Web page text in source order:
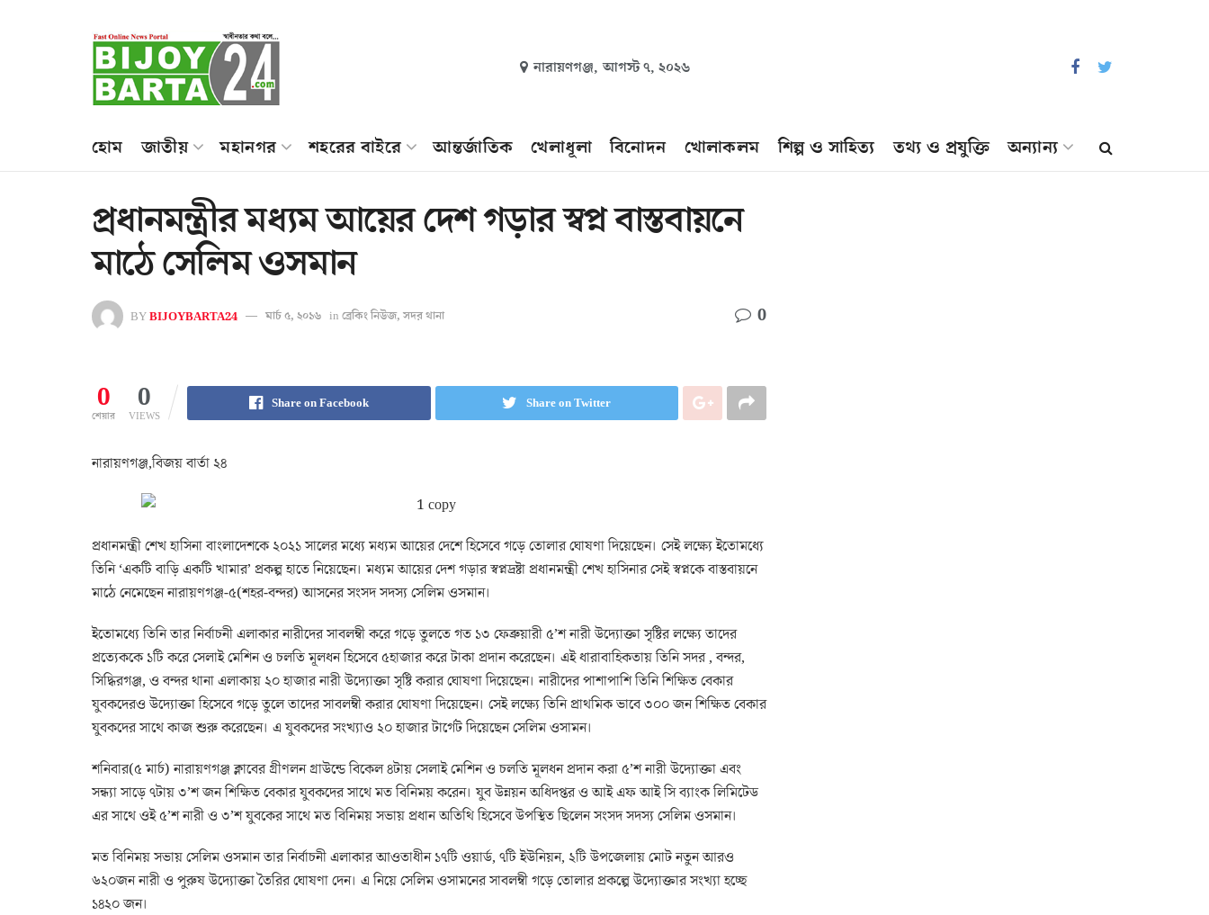
নারায়ণগঞ্জ, আগস্ট ৭, ২০২৬
হোম জাতীয় মহানগর শহরের বাইরে আন্তর্জাতিক খেলাধূলা বিনোদন খোলাকলম শিল্প ও সাহিত্য তথ্য ও প্রযুক্তি অন্যান্য
প্রধানমন্ত্রীর মধ্যম আয়ের দেশ গড়ার স্বপ্ন বাস্তবায়নে
মাঠে সেলিম ওসমান
BYBIJOYBARTA24 মার্চ ৫, ২০১৬ in ব্রেকিং নিউজ, সদর থানা 0
0
শেয়ার
0
VIEWS
Share on Facebook Share on Twitter
নারায়ণগঞ্জ,বিজয় বার্তা ২৪
প্রধানমন্ত্রী শেখ হাসিনা বাংলাদেশকে ২০২১ সালের মধ্যে মধ্যম আয়ের দেশে হিসেবে গড়ে তোলার ঘোষণা দিয়েছেন। সেই লক্ষ্যে ইতোমধ্যে
তিনি ‘একটি বাড়ি একটি খামার’ প্রকল্প হাতে নিয়েছেন। মধ্যম আয়ের দেশ গড়ার স্বপ্নদ্রষ্টা প্রধানমন্ত্রী শেখ হাসিনার সেই স্বপ্নকে বাস্তবায়নে
মাঠে নেমেছেন নারায়ণগঞ্জ-৫(শহর-বন্দর) আসনের সংসদ সদস্য সেলিম ওসমান।
ইতোমধ্যে তিনি তার নির্বাচনী এলাকার নারীদের সাবলম্বী করে গড়ে তুলতে গত ১৩ ফেব্রুয়ারী ৫’শ নারী উদ্যোক্তা সৃষ্টির লক্ষ্যে তাদের
প্রত্যেককে ১টি করে সেলাই মেশিন ও চলতি মূলধন হিসেবে ৫হাজার করে টাকা প্রদান করেছেন। এই ধারাবাহিকতায় তিনি সদর , বন্দর,
সিদ্ধিরগঞ্জ, ও বন্দর থানা এলাকায় ২০ হাজার নারী উদ্যোক্তা সৃষ্টি করার ঘোষণা দিয়েছেন। নারীদের পাশাপাশি তিনি শিক্ষিত বেকার
যুবকদেরও উদ্যোক্তা হিসেবে গড়ে তুলে তাদের সাবলম্বী করার ঘোষণা দিয়েছেন। সেই লক্ষ্যে তিনি প্রাথমিক ভাবে ৩০০ জন শিক্ষিত বেকার
যুবকদের সাথে কাজ শুরু করেছেন। এ যুবকদের সংখ্যাও ২০ হাজার টার্গেট দিয়েছেন সেলিম ওসামন।
শনিবার(৫ মার্চ) নারায়ণগঞ্জ ক্লাবের গ্রীণলন গ্রাউন্ডে বিকেল ৪টায় সেলাই মেশিন ও চলতি মূলধন প্রদান করা ৫’শ নারী উদ্যোক্তা এবং
সন্ধ্যা সাড়ে ৭টায় ৩’শ জন শিক্ষিত বেকার যুবকদের সাথে মত বিনিময় করেন। যুব উন্নয়ন অধিদপ্তর ও আই এফ আই সি ব্যাংক লিমিটেড
এর সাথে ওই ৫’শ নারী ও ৩’শ যুবকের সাথে মত বিনিময় সভায় প্রধান অতিথি হিসেবে উপস্থিত ছিলেন সংসদ সদস্য সেলিম ওসমান।
মত বিনিময় সভায় সেলিম ওসমান তার নির্বাচনী এলাকার আওতাধীন ১৭টি ওয়ার্ড, ৭টি ইউনিয়ন, ২টি উপজেলায় মোট নতুন আরও
৬২০জন নারী ও পুরুষ উদ্যোক্তা তৈরির ঘোষণা দেন। এ নিয়ে সেলিম ওসামনের সাবলম্বী গড়ে তোলার প্রকল্পে উদ্যোক্তার সংখ্যা হচ্ছে
১৪২০ জন।